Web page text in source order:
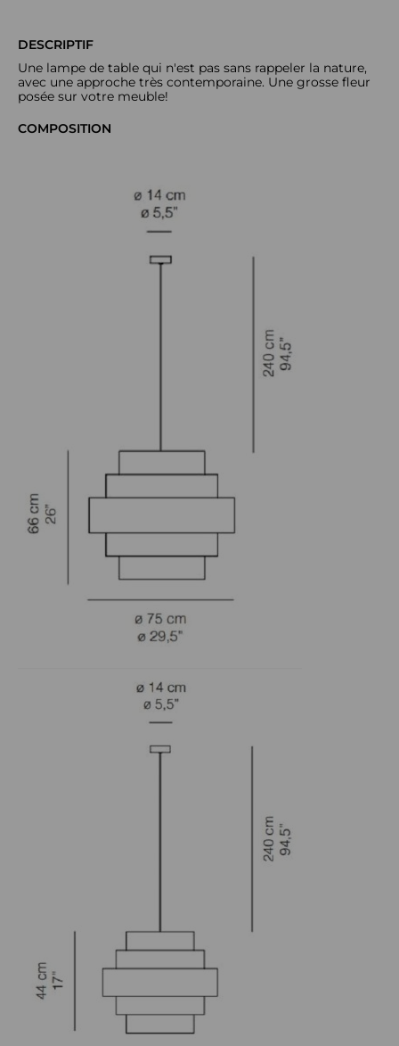
DESCRIPTIF
Une lampe de table qui n'est pas sans rappeler la nature,
avec une approche très contemporaine. Une grosse fleur
posée sur votre meuble!
COMPOSITION